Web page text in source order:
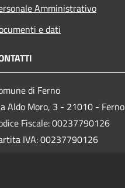
Amministrativo
e dati
di Ferno
Aldo Moro, 3 - 21010 - Ferno
Fiscale: 00237790126
IVA: 00237790126